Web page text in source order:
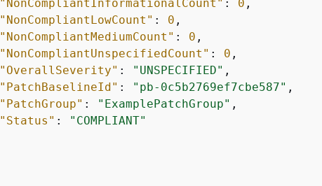
"NonCompliantInformationalCount" : 0 ,
"NonCompliantLowCount" : 0 ,
"NonCompliantMediumCount" : 0 ,
"NonCompliantUnspecifiedCount" : 0 ,
"OverallSeverity" : "UNSPECIFIED" ,
"PatchBaselineId" : "pb-0c5b2769ef7cbe587" ,
"PatchGroup" : "ExamplePatchGroup" ,
"Status" :
"COMPLIANT"